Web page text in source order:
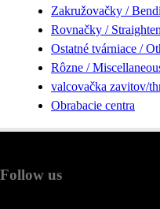
Zakružovačky /
Rovnačky /
Ostatné tvárniace /
Rôzne /
valcovačka zavitov/
Obrabacie centra
Follow us